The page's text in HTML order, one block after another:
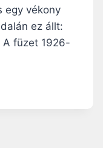
egy vékony
ez állt:
A füzet 1926-